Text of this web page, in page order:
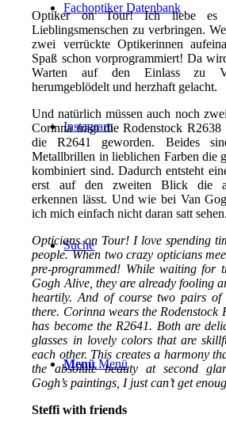
Fachoptiker Datenbank
Instagram
Suche
Menü Menü
Optiker on Tour! Ich liebe es
Lieblingsmenschen zu verbringen.
zwei verrückte Optikerinnen
Spaß schon vorprogrammiert! Da
Warten auf den Einlass zu
herumgeblödelt und herzhaft gelacht.
Und natürlich müssen auch noch
Corinna trägt die Rodenstock
die R2641 geworden. Beides
Metallbrillen in lieblichen Farben die
kombiniert sind. Dadurch entsteht
erst auf den zweiten Blick die
erkennen lässt. Und wie bei Van
ich mich einfach nicht daran satt sehen.
Opticians on Tour! I love spending
people. When two crazy opticians
pre-programmed! While waiting for
Gogh Alive, they are already fooling
heartily. And of course two pairs of
there. Corinna wears the Rodenstock
has become the R2641. Both are
glasses in lovely colors that are
each other. This creates a harmony
the absolute beauty at second
Gogh’s paintings, I just can’t get
Steffi with friends